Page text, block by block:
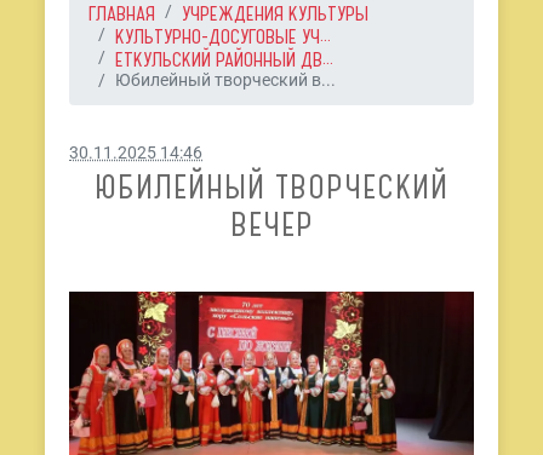
ГЛАВНАЯ
УЧРЕЖДЕНИЯ КУЛЬТУРЫ
КУЛЬТУРНО-ДОСУГОВЫЕ УЧ...
ЕТКУЛЬСКИЙ РАЙОННЫЙ ДВ...
Юбилейный творческий в...
30.11.2025 14:46
ЮБИЛЕЙНЫЙ ТВОРЧЕСКИЙ
ВЕЧЕР